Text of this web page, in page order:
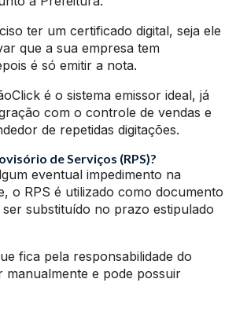
ter um certificado digital, seja ele
que a sua empresa tem
é só emitir a nota.
é o sistema emissor ideal, já
com o controle de vendas e
de repetidas digitações.
de Serviços (RPS)?
eventual impedimento na
o RPS é utilizado como documento
substituído no prazo estipulado
fica pela responsabilidade do
manualmente e pode possuir